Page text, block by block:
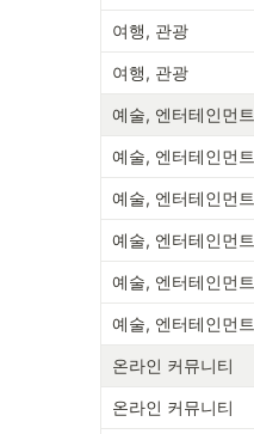
여행, 관광
여행, 관광
예술, 엔터테인먼트
예술, 엔터테인먼트
예술, 엔터테인먼트
예술, 엔터테인먼트
예술, 엔터테인먼트
예술, 엔터테인먼트
온라인 커뮤니티
온라인 커뮤니티